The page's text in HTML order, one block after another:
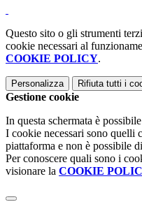
Questo sito o gli strumenti
cookie necessari al
COOKIE POLICY.
Personalizza Rifiuta tutti i
Gestione cookie
In questa schermata è
I cookie necessari sono quelli
piattaforma e non è possibile
Per conoscere quali sono i
visionare la COOKIE